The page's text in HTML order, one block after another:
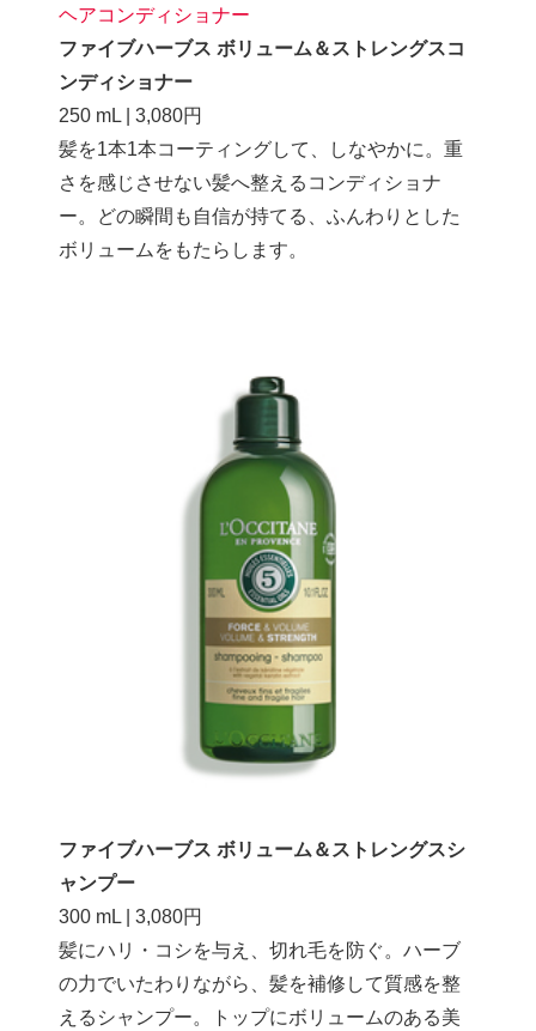
ヘアコンディショナー
ファイブハーブス ボリューム＆ストレングスコ
ンディショナー
250 mL | 3,080円
髪を1本1本コーティングして、しなやかに。重
さを感じさせない髪へ整えるコンディショナ
ー。どの瞬間も自信が持てる、ふんわりとした
ボリュームをもたらします。
ファイブハーブス ボリューム＆ストレングスシ
ャンプー
300 mL | 3,080円
髪にハリ・コシを与え、切れ毛を防ぐ。ハーブ
の力でいたわりながら、髪を補修して質感を整
えるシャンプー。トップにボリュームのある美